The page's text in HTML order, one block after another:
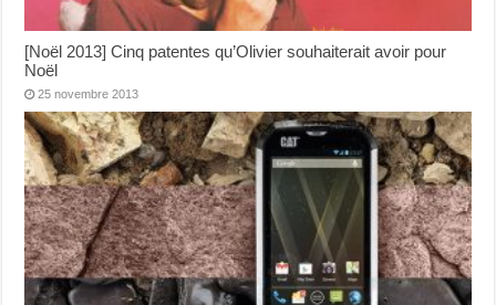
[Noël 2013] Cinq patentes qu’Olivier souhaiterait avoir pour
Noël
25 novembre 2013